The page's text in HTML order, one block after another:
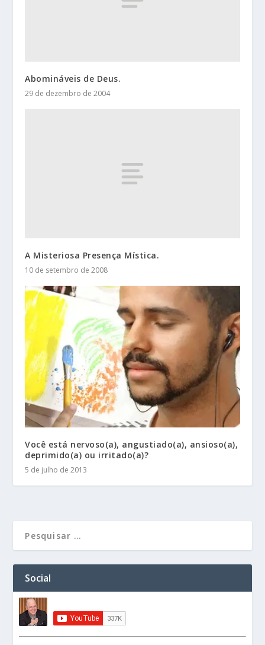
Abomináveis de Deus.
29 de dezembro de 2004
A Misteriosa Presença Mística.
10 de setembro de 2008
Você está nervoso(a), angustiado(a), ansioso(a),
deprimido(a) ou irritado(a)?
5 de julho de 2013
Social